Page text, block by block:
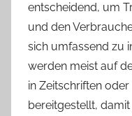
entscheidend, um
und den
sich umfassend zu
werden meist auf
in Zeitschriften
bereitgestellt,